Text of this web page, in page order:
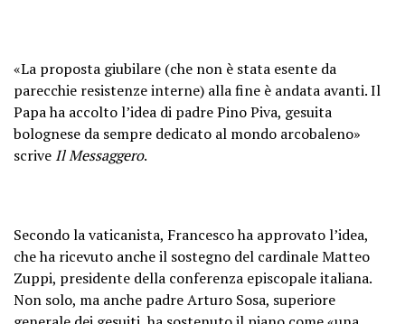
«La proposta giubilare (che non è stata esente da
parecchie resistenze interne) alla fine è andata avanti. Il
Papa ha accolto l’idea di padre Pino Piva, gesuita
bolognese da sempre dedicato al mondo arcobaleno»
scrive Il Messaggero.
Secondo la vaticanista, Francesco ha approvato l’idea,
che ha ricevuto anche il sostegno del cardinale Matteo
Zuppi, presidente della conferenza episcopale italiana.
Non solo, ma anche padre Arturo Sosa, superiore